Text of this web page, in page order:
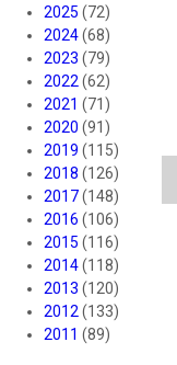
2025 (72)
2024(68)
2023 (79)
2022(62)
2021 (71)
2020 (91)
2019 (115)
2018 (126)
2017(148)
2016 (106)
2015 (116)
2014(118)
2013 (120)
2012(133)
2011 (89)